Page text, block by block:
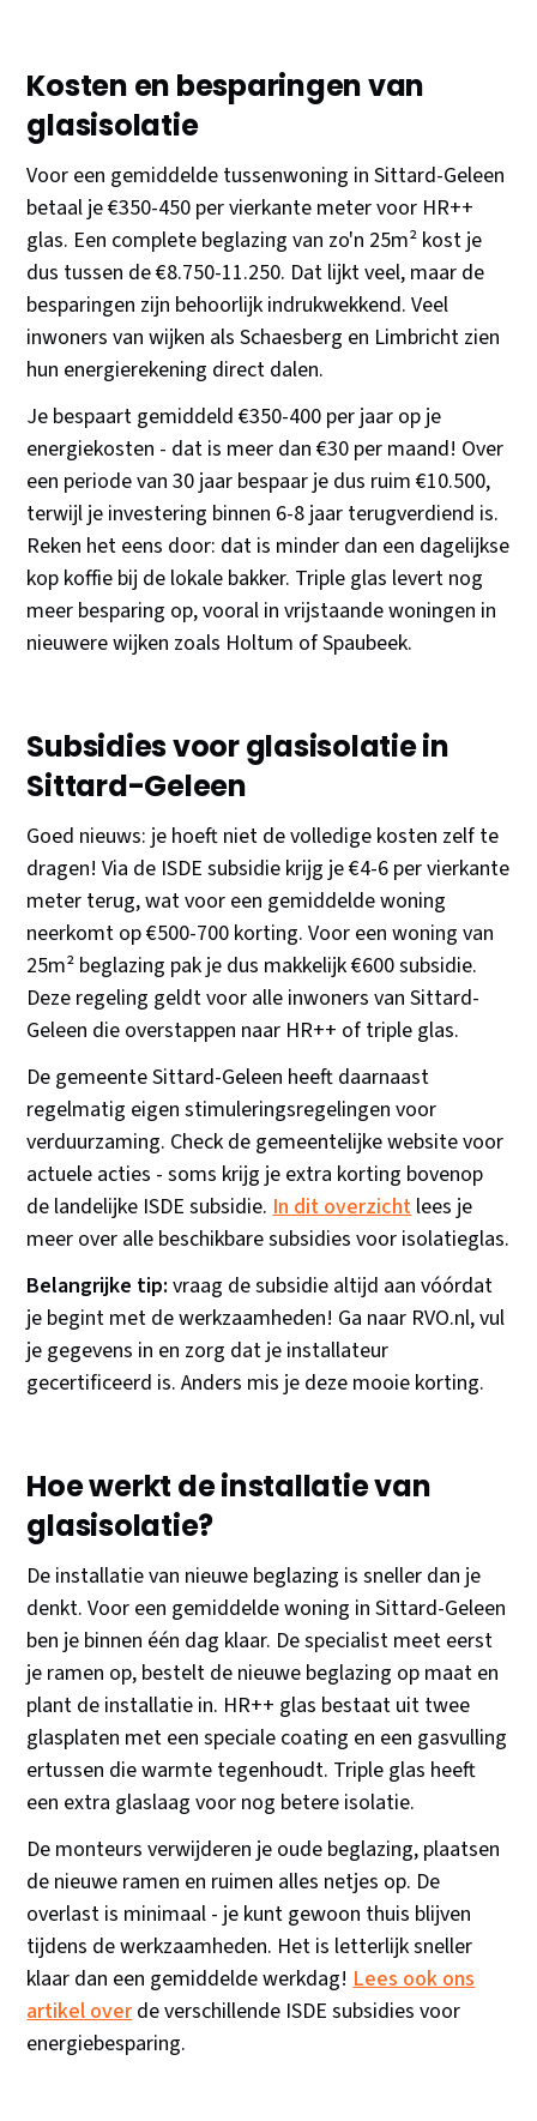
Kosten en besparingen van
glasisolatie
Voor een gemiddelde tussenwoning in Sittard-Geleen
betaal je €350-450 per vierkante meter voor HR++
glas. Een complete beglazing van zo'n 25m² kost je
dus tussen de €8.750-11.250. Dat lijkt veel, maar de
besparingen zijn behoorlijk indrukwekkend. Veel
inwoners van wijken als Schaesberg en Limbricht zien
hun energierekening direct dalen.
Je bespaart gemiddeld €350-400 per jaar op je
energiekosten - dat is meer dan €30 per maand! Over
een periode van 30 jaar bespaar je dus ruim €10.500,
terwijl je investering binnen 6-8 jaar terugverdiend is.
Reken het eens door: dat is minder dan een dagelijkse
kop koffie bij de lokale bakker. Triple glas levert nog
meer besparing op, vooral in vrijstaande woningen in
nieuwere wijken zoals Holtum of Spaubeek.
Subsidies voor glasisolatie in
Sittard-Geleen
Goed nieuws: je hoeft niet de volledige kosten zelf te
dragen! Via de ISDE subsidie krijg je €4-6 per vierkante
meter terug, wat voor een gemiddelde woning
neerkomt op €500-700 korting. Voor een woning van
25m² beglazing pak je dus makkelijk €600 subsidie.
Deze regeling geldt voor alle inwoners van Sittard-
Geleen die overstappen naar HR++ of triple glas.
De gemeente Sittard-Geleen heeft daarnaast
regelmatig eigen stimuleringsregelingen voor
verduurzaming. Check de gemeentelijke website voor
actuele acties - soms krijg je extra korting bovenop
de landelijke ISDE subsidie.In dit overzichtlees je
meer over alle beschikbare subsidies voor isolatieglas.
Belangrijke tip: vraag de subsidie altijd aan vóórdat
je begint met de werkzaamheden! Ga naar RVO.nl, vul
je gegevens in en zorg dat je installateur
gecertificeerd is. Anders mis je deze mooie korting.
Hoe werkt de installatie van
glasisolatie?
De installatie van nieuwe beglazing is sneller dan je
denkt. Voor een gemiddelde woning in Sittard-Geleen
ben je binnen één dag klaar. De specialist meet eerst
je ramen op, bestelt de nieuwe beglazing op maat en
plant de installatie in. HR++ glas bestaat uit twee
glasplaten met een speciale coating en een gasvulling
ertussen die warmte tegenhoudt. Triple glas heeft
een extra glaslaag voor nog betere isolatie.
De monteurs verwijderen je oude beglazing, plaatsen
de nieuwe ramen en ruimen alles netjes op. De
overlast is minimaal - je kunt gewoon thuis blijven
tijdens de werkzaamheden. Het is letterlijk sneller
klaar dan een gemiddelde werkdag!Lees ook ons
artikel overde verschillende ISDE subsidies voor
energiebesparing.